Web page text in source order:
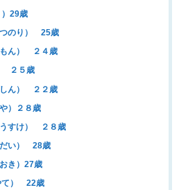
）29歳
つのり） 25歳
もん） ２４歳
２５歳
しん） ２２歳
）２８歳
うすけ） ２８歳
だい） 28歳
き）27歳
て） 22歳